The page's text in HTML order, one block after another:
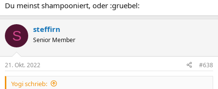
Du meinst shampooniert, oder :gruebel:
S steffirn
Senior Member
21. Okt. 2022 #638
Yogi schrieb: